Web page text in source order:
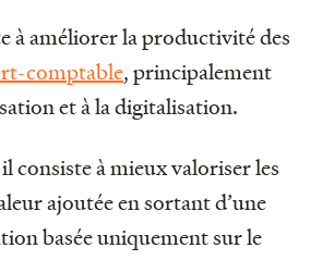
à améliorer la productivité des
comptable, principalement
et à la digitalisation.
consiste à mieux valoriser les
ajoutée en sortant d’une
basée uniquement sur le